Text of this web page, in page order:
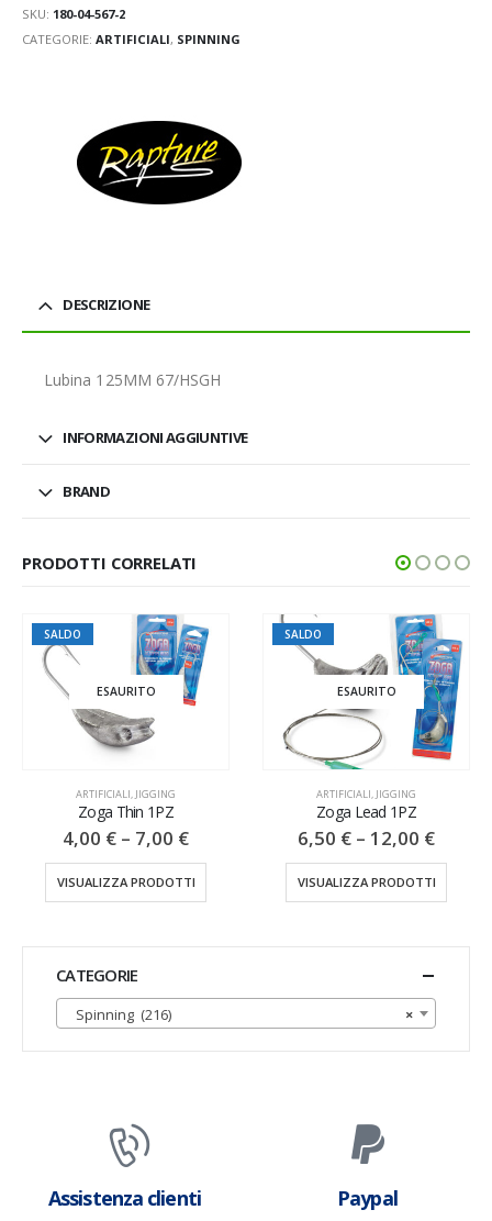
SKU: 180-04-567-2
CATEGORIE: ARTIFICIALI, SPINNING
DESCRIZIONE
Lubina 125MM 67/HSGH
INFORMAZIONI AGGIUNTIVE
BRAND
PRODOTTI CORRELATI
SALDO
ESAURITO
ARTIFICIALI, JIGGING
Zoga Thin 1PZ
4,00 € – 7,00 €
VISUALIZZA PRODOTTI
SALDO
ESAURITO
ARTIFICIALI, JIGGING
Zoga Lead 1PZ
6,50 € – 12,00 €
VISUALIZZA PRODOTTI
CATEGORIE
×
Spinning (216)
Assistenza clienti Paypal